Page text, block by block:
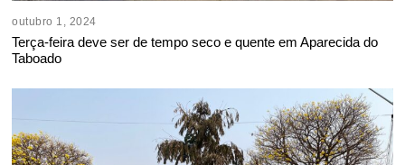
outubro 1, 2024
Terça-feira deve ser de tempo seco e quente em Aparecida do
Taboado